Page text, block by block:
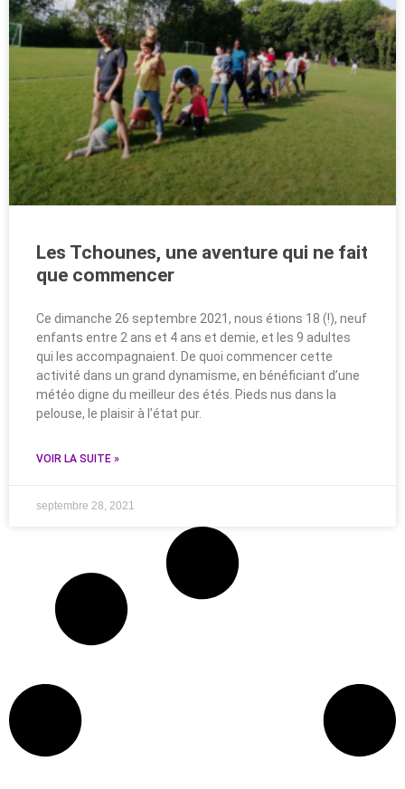
Les Tchounes, une aventure qui ne fait
que commencer
Ce dimanche 26 septembre 2021, nous étions 18 (!), neuf
enfants entre 2 ans et 4 ans et demie, et les 9 adultes
qui les accompagnaient. De quoi commencer cette
activité dans un grand dynamisme, en bénéficiant d’une
météo digne du meilleur des étés. Pieds nus dans la
pelouse, le plaisir à l’état pur.
VOIR LA SUITE »
septembre 28, 2021